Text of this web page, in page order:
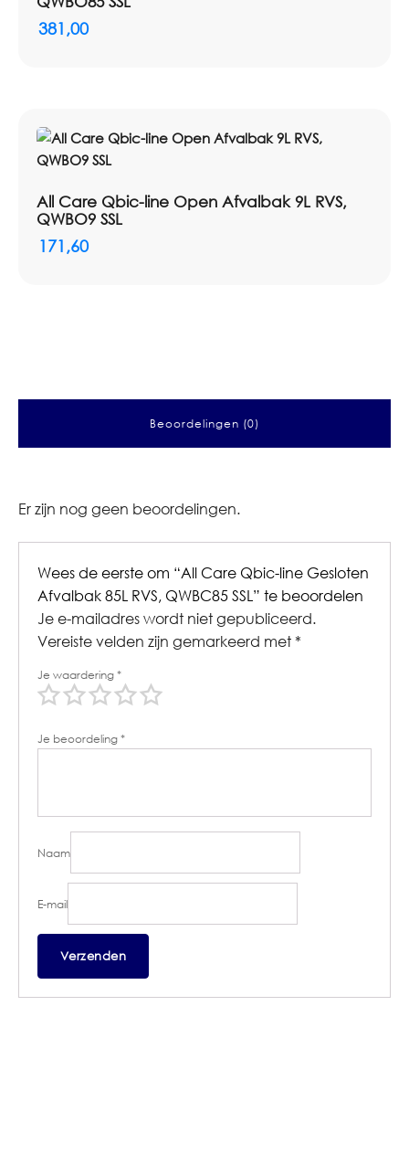
381,00
All Care Qbic-line Open Afvalbak 9L RVS,
QWBO9 SSL
171,60
Beoordelingen (0)
Er zijn nog geen beoordelingen.
Wees de eerste om “All Care Qbic-line Gesloten
Afvalbak 85L RVS, QWBC85 SSL” te beoordelen
Je e-mailadres wordt niet gepubliceerd.
Vereiste velden zijn gemarkeerd met *
Je waardering*
Je beoordeling*
Naam
E-mail